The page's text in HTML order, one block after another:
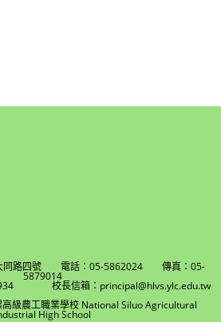
大同路四號 電話：05-5862024 傳真：05-
5879014
校長信箱：principal@hlvs.ylc.edu.tw
級農工職業學校 National Siluo Agricultural
High School